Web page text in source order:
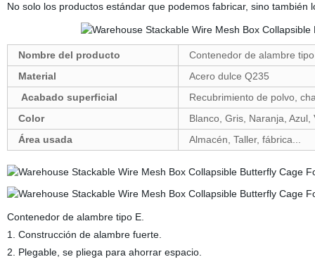
No solo los productos estándar que podemos fabricar, sino
Nombre del producto
Contenedor de alambre
Material
Acero dulce Q235
Acabado superficial
Recubrimiento de polvo,
Color
Blanco, Gris, Naranja,
Área usada
Almacén, Taller, fábrica...
Contenedor de alambre tipo E.
1. Construcción de alambre fuerte.
2. Plegable, se pliega para ahorrar espacio.